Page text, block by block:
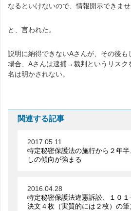
なるといけないので、情報開示できませ
と、言われた。
説明に納得できないAさんが、その後も
場合、Aさんは逮捕→裁判というリスク
名は明かされない。
関連する記事
2017.05.11
特定秘密保護法の施行から２年
しの傾向が強まる
2016.04.28
特定秘密保護法違憲訴訟、１０
決文４枚（実質的には２枚）の